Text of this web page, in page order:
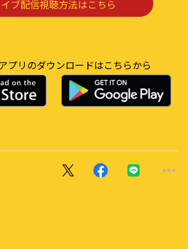
ブ配信視聴方法はこちら
リのダウンロードはこちらから